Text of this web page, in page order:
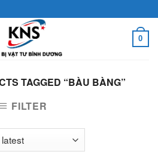
0
TAGGED “BÀU BÀNG”
FILTER